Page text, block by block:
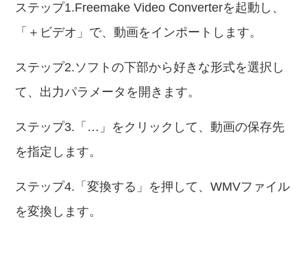
ステップ1.Freemake Video Converterを起動し、
「＋ビデオ」で、動画をインポートします。
ステップ2.ソフトの下部から好きな形式を選択し
て、出力パラメータを開きます。
ステップ3.「…」をクリックして、動画の保存先
を指定します。
ステップ4.「変換する」を押して、WMVファイル
を変換します。